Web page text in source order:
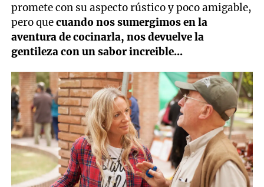
promete con su aspecto rústico y poco amigable,
pero quecuando nos sumergimos en la
aventura de cocinarla, nos devuelve la
gentileza con un sabor increible...